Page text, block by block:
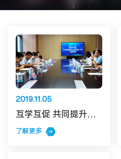
2019.11.05
互学互促 共同提升企业纪检工作水平
了解更多